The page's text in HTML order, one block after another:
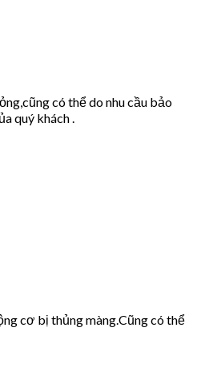
có thể do nhu cầu bảo
quý khách .
cơ bị thủng màng.Cũng có thể